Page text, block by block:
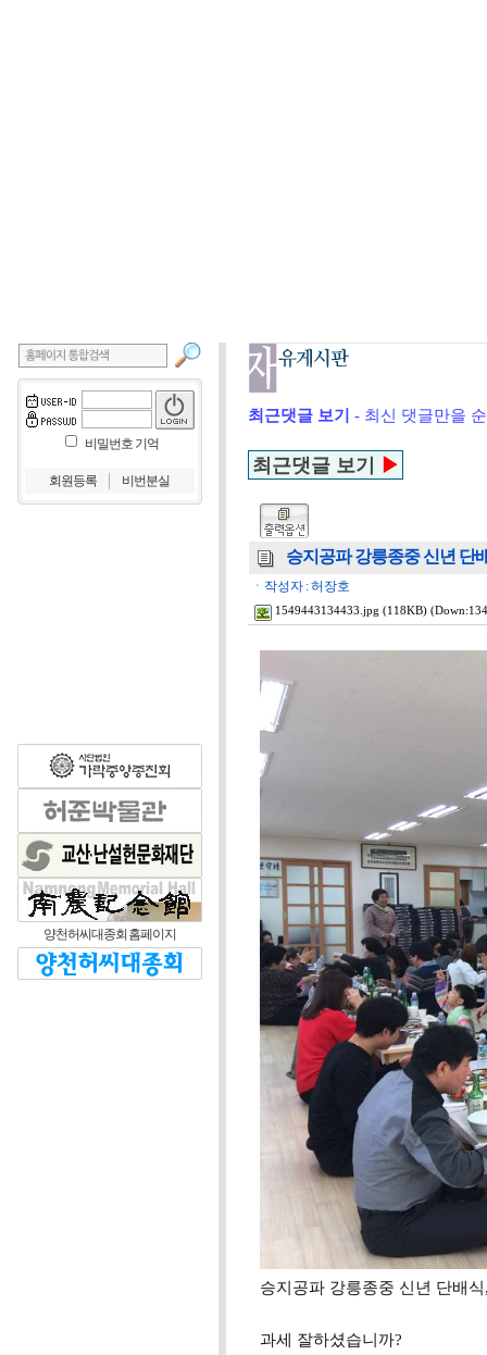
비밀번호 기억
회원등록 비번분실
양천허씨대종회 홈페이지
최근댓글 보기 - 최신 댓글만을
최근댓글 보기 ▶
승지공파 강릉종중 신년 단
ㆍ작성자 : 허장호
1549443134433.jpg (118KB)
승지공파 강릉종중 신년 단배
과세 잘하셨습니까?